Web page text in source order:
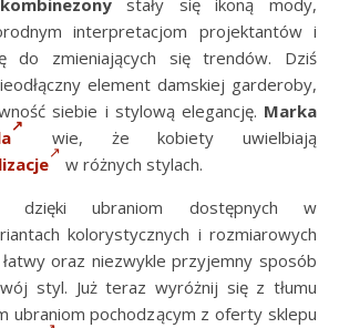
kombinezony stały się ikoną mody,
interpretacjom projektantów i
do zmieniających się trendów. Dziś
element damskiej garderoby,
siebie i stylową elegancję. Marka
wie, że kobiety uwielbiają
w różnych stylach.
dzięki ubraniom dostępnych w
kolorystycznych i rozmiarowych
oraz niezwykle przyjemny sposób
styl. Już teraz wyróżnij się z tłumu
ubraniom pochodzącym z oferty sklepu